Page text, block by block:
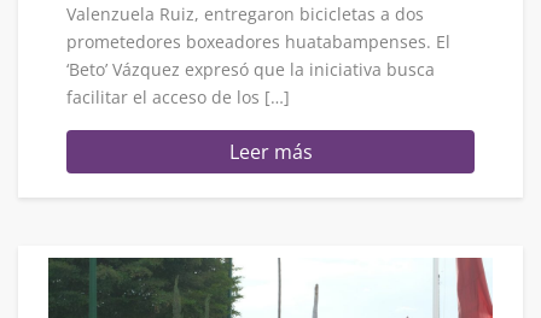
Valenzuela Ruiz, entregaron bicicletas a dos
prometedores boxeadores huatabampenses. El
‘Beto’ Vázquez expresó que la iniciativa busca
facilitar el acceso de los […]
Leer más